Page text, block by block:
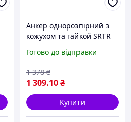
Анкер однорозпірний з
кожухом та гайкой SRTR
ТМ КРЕПТЕХ
Готово до відправки
1 309.10₴
1 378 ₴
Купити